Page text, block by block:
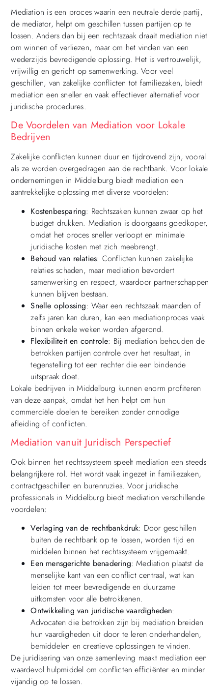
Mediation is een proces waarin een neutrale derde partij,
de mediator, helpt om geschillen tussen partijen op te
lossen. Anders dan bij een rechtszaak draait mediation niet
om winnen of verliezen, maar om het vinden van een
wederzijds bevredigende oplossing. Het is vertrouwelijk,
vrijwillig en gericht op samenwerking. Voor veel
geschillen, van zakelijke conflicten tot familiezaken, biedt
mediation een sneller en vaak effectiever alternatief voor
juridische procedures.
De Voordelen van Mediation voor Lokale
Bedrijven
Zakelijke conflicten kunnen duur en tijdrovend zijn, vooral
als ze worden overgedragen aan de rechtbank. Voor lokale
ondernemingen in Middelburg biedt mediation een
aantrekkelijke oplossing met diverse voordelen:
Kostenbesparing: Rechtszaken kunnen zwaar op het
budget drukken. Mediation is doorgaans goedkoper,
omdat het proces sneller verloopt en minimale
juridische kosten met zich meebrengt.
Behoud van relaties: Conflicten kunnen zakelijke
relaties schaden, maar mediation bevordert
samenwerking en respect, waardoor partnerschappen
kunnen blijven bestaan.
Snelle oplossing: Waar een rechtszaak maanden of
zelfs jaren kan duren, kan een mediationproces vaak
binnen enkele weken worden afgerond.
Flexibiliteit en controle: Bij mediation behouden de
betrokken partijen controle over het resultaat, in
tegenstelling tot een rechter die een bindende
uitspraak doet.
Lokale bedrijven in Middelburg kunnen enorm profiteren
van deze aanpak, omdat het hen helpt om hun
commerciële doelen te bereiken zonder onnodige
afleiding of conflicten.
Mediation vanuit Juridisch Perspectief
Ook binnen het rechtssysteem speelt mediation een steeds
belangrijkere rol. Het wordt vaak ingezet in familiezaken,
contractgeschillen en burenruzies. Voor juridische
professionals in Middelburg biedt mediation verschillende
voordelen:
Verlaging van de rechtbankdruk: Door geschillen
buiten de rechtbank op te lossen, worden tijd en
middelen binnen het rechtssysteem vrijgemaakt.
Een mensgerichte benadering: Mediation plaatst de
menselijke kant van een conflict centraal, wat kan
leiden tot meer bevredigende en duurzame
uitkomsten voor alle betrokkenen.
Ontwikkeling van juridische vaardigheden:
Advocaten die betrokken zijn bij mediation breiden
hun vaardigheden uit door te leren onderhandelen,
bemiddelen en creatieve oplossingen te vinden.
De juridisering van onze samenleving maakt mediation een
waardevol hulpmiddel om conflicten efficiënter en minder
vijandig op te lossen.